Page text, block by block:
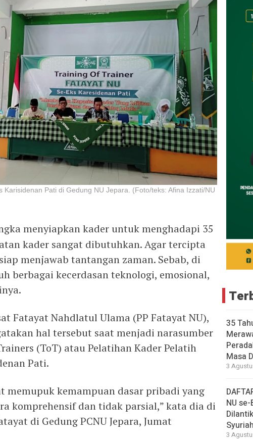
Karisidenan Pati di Gedung NU Jepara. (Foto/teks: Afina Izzati/NU
menyiapkan kader untuk menghadapi 35
kader sangat dibutuhkan. Agar tercipta
menjawab tantangan zaman. Sebab, di
berbagai kecerdasan teknologi, emosional,
Fatayat Nahdlatul Ulama (PP Fatayat NU),
hal tersebut saat menjadi narasumber
(ToT) atau Pelatihan Kader Pelatih
Pati.
memupuk kemampuan dasar pribadi yang
komprehensif dan tidak parsial,” kata dia di
di Gedung PCNU Jepara, Jumat
35
Masa
3
NU
3